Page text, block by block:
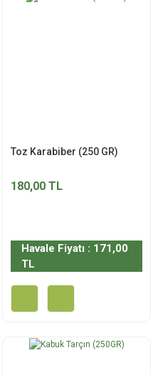
Toz Karabiber (250 GR)
180,00 TL
Havale Fiyatı : 171,00
TL